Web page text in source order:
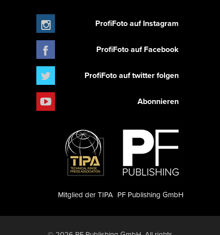
ProfiFoto auf Instagram
ProfiFoto auf Facebook
ProfiFoto auf twitter folgen
Abonnieren
PF Publishing GmbH
Mitglied der TIPA